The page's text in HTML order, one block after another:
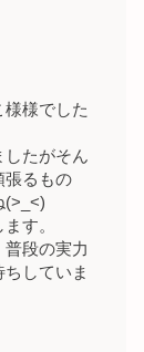
様でした
たがそん
張るもの
(>_<)
す。
段の実力
していま